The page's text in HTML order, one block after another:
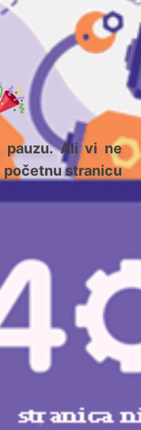
pauzu. Ali vi ne
početnu stranicu